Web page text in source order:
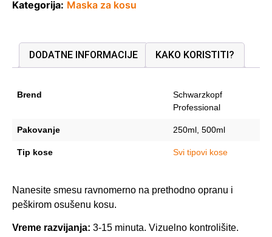
Kategorija: Maska za kosu
DODATNE INFORMACIJE KAKO KORISTITI?
Brend
Schwarzkopf
Professional
Pakovanje 250ml, 500ml
Tip kose Svi tipovi kose
Nanesite smesu ravnomerno na prethodno opranu i
peškirom osušenu kosu.
Vreme razvijanja: 3-15 minuta. Vizuelno kontrolišite.